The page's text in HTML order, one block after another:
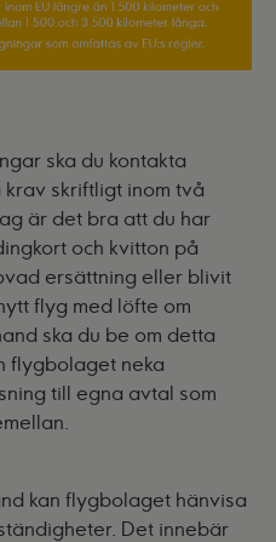
ska du kontakta
skriftligt inom två
är det bra att du har
och kvitton på
ersättning eller blivit
flyg med löfte om
ska du be om detta
flygbolaget neka
till egna avtal som
kan flygbolaget hänvisa
Det innebär